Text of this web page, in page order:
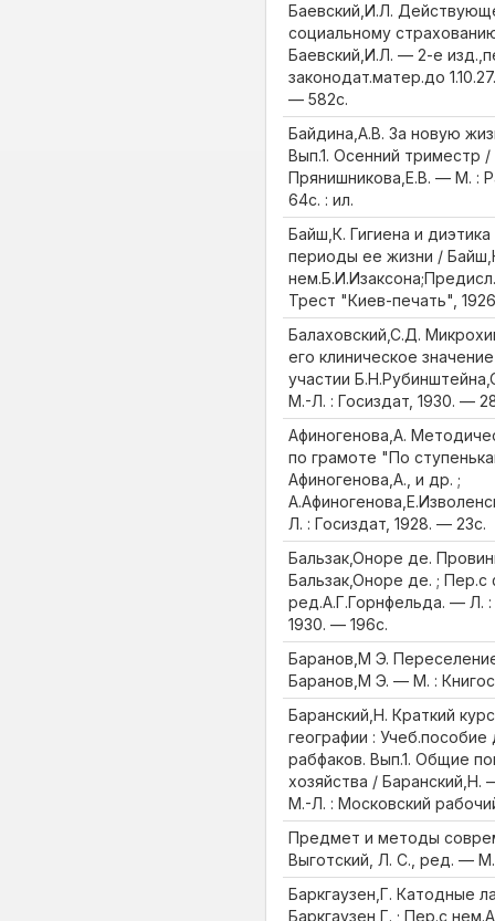
Баевский,И.Л.
социальному
Баевский,И.Л. — 2-е
законодат.матер.до
— 582с.
Байдина,А.В. За новую
Вып.1. Осенний триместр
Прянишникова,Е.В. — М. :
64с. : ил.
Байш,К. Гигиена и
периоды ее жизни /
Трест "Киев-печать",
Балаховский,С.Д.
его клиническое
участии
М.-Л. : Госиздат, 1930. —
Афиногенова,А.
по грамоте "По
Афиногенова,А., и др. ;
Л. : Госиздат, 1928. — 23с.
Бальзак,Оноре де.
Бальзак,Оноре де. ; Пер.с
ред.А.Г.Горнфельда. — Л.
1930. — 196с.
Баранов,М Э.
Баранов,М Э. — М. :
Баранский,Н. Краткий
географии : Учеб.пособие
рабфаков. Вып.1. Общие
хозяйства /
М.-Л. : Московский
Предмет и методы
Выготский, Л. С., ред. —
Баркгаузен,Г. Катодные
Баркгаузен,Г. ; Пер.с